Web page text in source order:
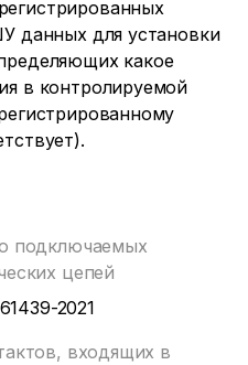
данных для установки
какое
в контролируемой
подключаемых
цепей
2021
входящих в